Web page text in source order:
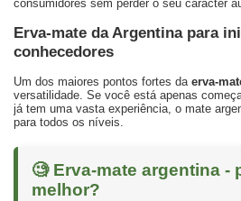
consumidores sem perder o seu carácter
Erva-mate da Argentina para
conhecedores
Um dos maiores pontos fortes da erva-
versatilidade. Se você está apenas
já tem uma vasta experiência, o mate
para todos os níveis.
🧐 Erva-mate argentina -
melhor?